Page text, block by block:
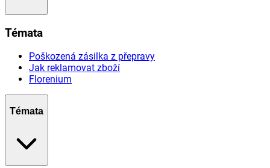
Témata
Poškozená zásilka z přepravy
Jak reklamovat zboží
Florenium
Témata